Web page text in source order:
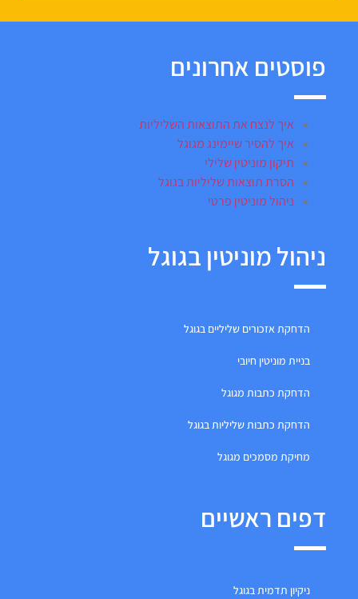
פוסטים אחרונים
איך לנצח את התוצאות השליליות
איך להסיר שיימינג מגוגל
תיקון מוניטין שלילי
הסרת תוצאות שליליות בגוגל
ניהול מוניטין פרטי
ניהול מוניטין בגוגל
הדחקת אזכורים שליליים בגוגל
בניית מוניטין חיובי
הדחקת כתבות מגוגל
הדחקת כתבות שליליות בגוגל
מחיקת מסמכים מגוגל
דפים ראשיים
ניקיון תדמית בגוגל